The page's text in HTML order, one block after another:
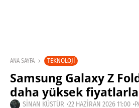
ANA SAYFA TEKNOLOJI
Samsung Galaxy Z
daha yüksek
SINAN KÜSTÜR 22 HAZIRAN 2026 11:00